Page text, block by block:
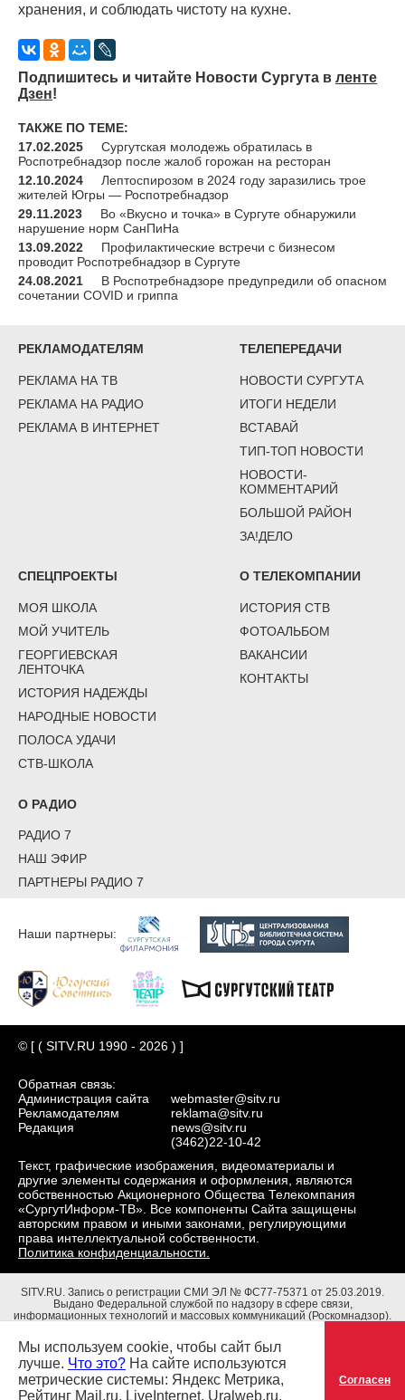
хранения, и соблюдать чистоту на кухне.
Подпишитесь и читайте Новости Сургута в ленте
Дзен!
ТАКЖЕ ПО ТЕМЕ:
17.02.2025
Сургутская молодежь обратилась в
Роспотребнадзор после жалоб горожан на ресторан
12.10.2024
Лептоспирозом в 2024 году заразились трое
жителей Югры — Роспотребнадзор
29.11.2023
Во «Вкусно и точка» в Сургуте обнаружили
нарушение норм СанПиНа
13.09.2022
Профилактические встречи с бизнесом
проводит Роспотребнадзор в Сургуте
24.08.2021
В Роспотребнадзоре предупредили об опасном
сочетании COVID и гриппа
РЕКЛАМОДАТЕЛЯМ
РЕКЛАМА НА ТВ
РЕКЛАМА НА РАДИО
РЕКЛАМА В ИНТЕРНЕТ
ТЕЛЕПЕРЕДАЧИ
НОВОСТИ СУРГУТА
ИТОГИ НЕДЕЛИ
ВСТАВАЙ
ТИП-ТОП НОВОСТИ
НОВОСТИ-
КОММЕНТАРИЙ
БОЛЬШОЙ РАЙОН
ЗА!ДЕЛО
СПЕЦПРОЕКТЫ
МОЯ ШКОЛА
МОЙ УЧИТЕЛЬ
ГЕОРГИЕВСКАЯ
ЛЕНТОЧКА
ИСТОРИЯ НАДЕЖДЫ
НАРОДНЫЕ НОВОСТИ
ПОЛОСА УДАЧИ
СТВ-ШКОЛА
О ТЕЛЕКОМПАНИИ
ИСТОРИЯ СТВ
ФОТОАЛЬБОМ
ВАКАНСИИ
КОНТАКТЫ
О РАДИО
РАДИО 7
НАШ ЭФИР
ПАРТНЕРЫ РАДИО 7
Наши партнеры:
© [ ( SITV.RU 1990 - 2026 ) ]
Обратная связь:
Администрация сайта
Рекламодателям
Редакция
webmaster@sitv.ru
reklama@sitv.ru
news@sitv.ru
(3462)22-10-42
Текст, графические изображения, видеоматериалы и
другие элементы содержания и оформления, являются
собственностью Акционерного Общества Телекомпания
«СургутИнформ-ТВ». Все компоненты Сайта защищены
авторским правом и иными законами, регулирующими
права интеллектуальной собственности.
Политика конфиденциальности.
SITV.RU. Запись о регистрации СМИ ЭЛ № ФС77-75371 от 25.03.2019.
Выдано Федеральной службой по надзору в сфере связи,
информационных технологий и массовых коммуникаций (Роскомнадзор).
Адрес редакции: 628403, Тюменская обл., ХМАО - Югра, г. Сургут, ул.
Маяковского, д. 16. Главный редактор: Чубенко В.Л.
Мы используем cookie, чтобы сайт был
лучше. Что это? На сайте используются
метрические системы: Яндекс Метрика,
Рейтинг Mail.ru, LiveInternet, Uralweb.ru,
Согласен